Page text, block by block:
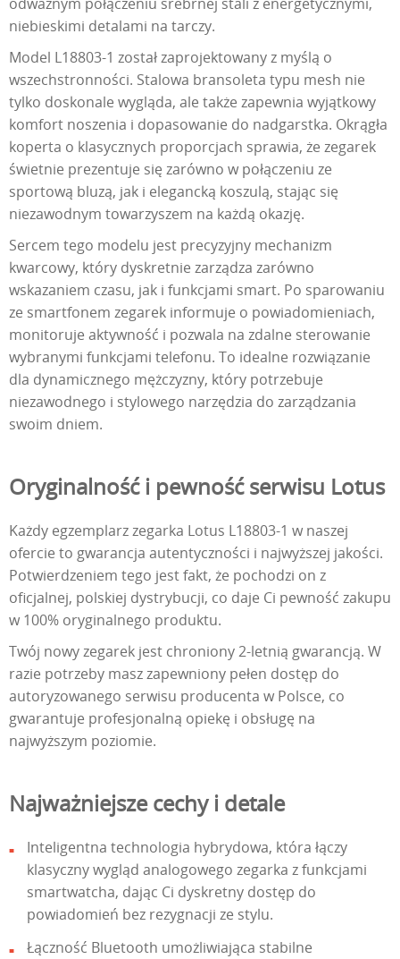
niebieskimi detalami na tarczy.
Model L18803-1 został zaprojektowany z myślą o
wszechstronności. Stalowa bransoleta typu mesh nie
tylko doskonale wygląda, ale także zapewnia wyjątkowy
komfort noszenia i dopasowanie do nadgarstka. Okrągła
koperta o klasycznych proporcjach sprawia, że zegarek
świetnie prezentuje się zarówno w połączeniu ze
sportową bluzą, jak i elegancką koszulą, stając się
niezawodnym towarzyszem na każdą okazję.
Sercem tego modelu jest precyzyjny mechanizm
kwarcowy, który dyskretnie zarządza zarówno
wskazaniem czasu, jak i funkcjami smart. Po sparowaniu
ze smartfonem zegarek informuje o powiadomieniach,
monitoruje aktywność i pozwala na zdalne sterowanie
wybranymi funkcjami telefonu. To idealne rozwiązanie
dla dynamicznego mężczyzny, który potrzebuje
niezawodnego i stylowego narzędzia do zarządzania
swoim dniem.
Oryginalność i pewność serwisu Lotus
Każdy egzemplarz zegarka Lotus L18803-1 w naszej
ofercie to gwarancja autentyczności i najwyższej jakości.
Potwierdzeniem tego jest fakt, że pochodzi on z
oficjalnej, polskiej dystrybucji, co daje Ci pewność zakupu
w 100% oryginalnego produktu.
Twój nowy zegarek jest chroniony 2-letnią gwarancją. W
razie potrzeby masz zapewniony pełen dostęp do
autoryzowanego serwisu producenta w Polsce, co
gwarantuje profesjonalną opiekę i obsługę na
najwyższym poziomie.
Najważniejsze cechy i detale
Inteligentna technologia hybrydowa, która łączy
klasyczny wygląd analogowego zegarka z funkcjami
smartwatcha, dając Ci dyskretny dostęp do
powiadomień bez rezygnacji ze stylu.
Łączność Bluetooth umożliwiająca stabilne